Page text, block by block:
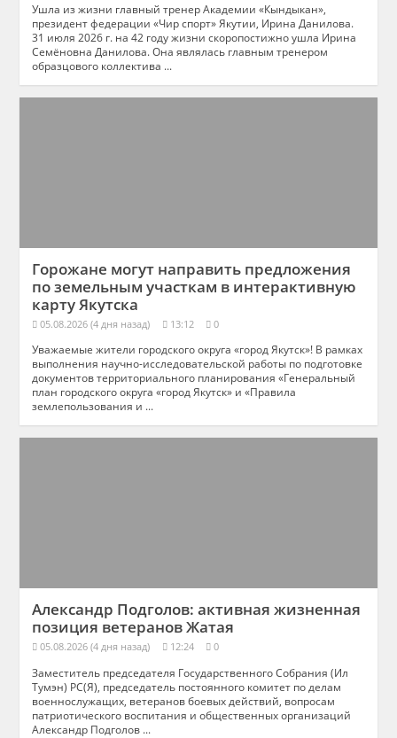
Ушла из жизни главный тренер Академии «Кындыкан»,
президент федерации «Чир спорт» Якутии, Ирина Данилова.
31 июля 2026 г. на 42 году жизни скоропостижно ушла Ирина
Семёновна Данилова. Она являлась главным тренером
образцового коллектива ...
Горожане могут направить предложения
по земельным участкам в интерактивную
карту Якутска
05.08.2026 (4 дня назад) 13:12 0
Уважаемые жители городского округа «город Якутск»! В рамках
выполнения научно-исследовательской работы по подготовке
документов территориального планирования «Генеральный
план городского округа «город Якутск» и «Правила
землепользования и ...
Александр Подголов: активная жизненная
позиция ветеранов Жатая
05.08.2026 (4 дня назад) 12:24 0
Заместитель председателя Государственного Собрания (Ил
Тумэн) РС(Я), председатель постоянного комитет по делам
военнослужащих, ветеранов боевых действий, вопросам
патриотического воспитания и общественных организаций
Александр Подголов ...